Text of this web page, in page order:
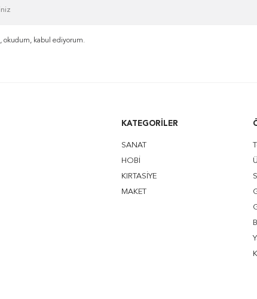
, okudum, kabul ediyorum.
KATEGORILER
SANAT
HOBİ
KIRTASİYE
MAKET